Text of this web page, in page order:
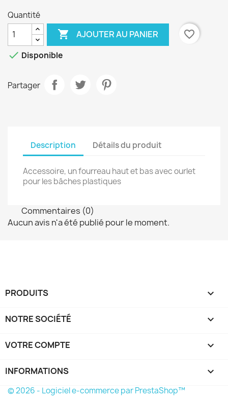
Quantité
 AJOUTER AU PANIER
favorite_border
 Disponible
Partager
Description Détails du produit
Accessoire, un fourreau haut et bas avec ourlet
pour les bâches plastiques
Commentaires (0)
Aucun avis n'a été publié pour le moment.
PRODUITS 
NOTRE SOCIÉTÉ 
VOTRE COMPTE 
INFORMATIONS keyboard_arrow_down
© 2026 - Logiciel e-commerce par PrestaShop™